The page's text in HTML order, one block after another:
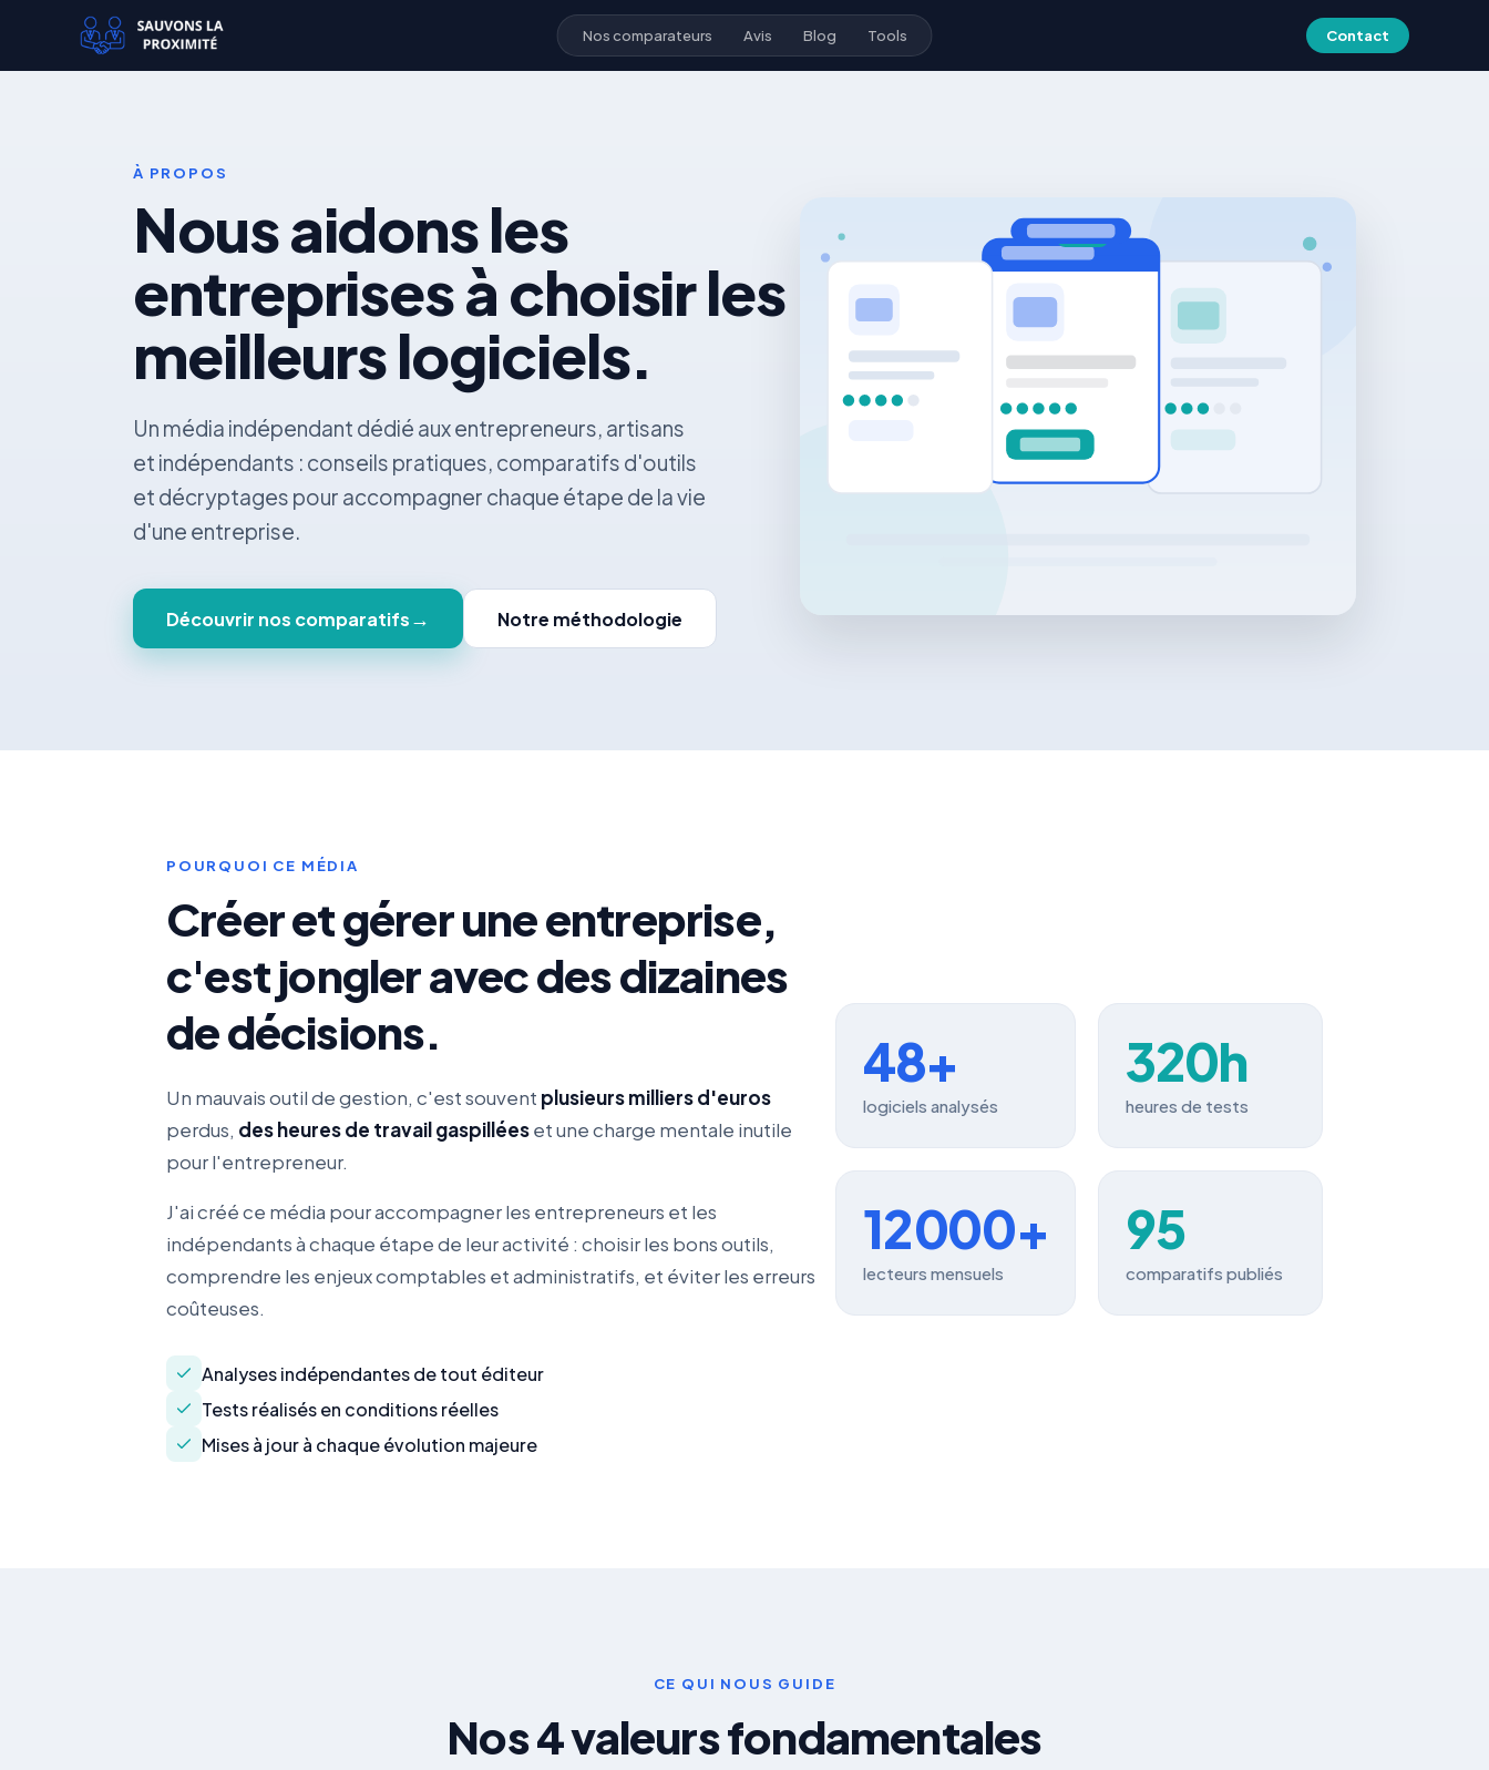
Nos comparateurs Avis Blog Tools Contact
À PROPOS
Nous aidons les
entreprises à choisir les
meilleurs logiciels.
Un média indépendant dédié aux entrepreneurs, artisans
et indépendants : conseils pratiques, comparatifs d'outils
et décryptages pour accompagner chaque étape de la vie
d'une entreprise.
Découvrir nos comparatifs→ Notre méthodologie
POURQUOI CE MÉDIA
Créer et gérer une entreprise,
c'est jongler avec des dizaines
de décisions.
Un mauvais outil de gestion, c'est souvent plusieurs milliers d'euros
perdus, des heures de travail gaspilléeset une charge mentale inutile
pour l'entrepreneur.
J'ai créé ce média pour accompagner les entrepreneurs et les
indépendants à chaque étape de leur activité : choisir les bons outils,
comprendre les enjeux comptables et administratifs, et éviter les erreurs
coûteuses.
Analyses indépendantes de tout éditeur
Tests réalisés en conditions réelles
Mises à jour à chaque évolution majeure
48+
logiciels analysés
320h
heures de tests
12 000+
lecteurs mensuels
95
comparatifs publiés
CE QUI NOUS GUIDE
Nos 4 valeurs fondamentales